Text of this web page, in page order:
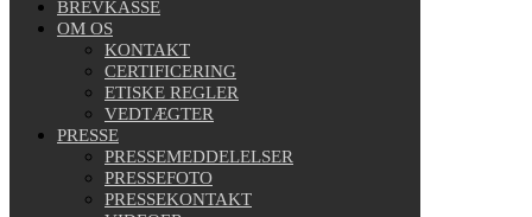
BREVKASSE
OM OS
KONTAKT
CERTIFICERING
ETISKE REGLER
VEDTÆGTER
PRESSE
PRESSEMEDDELELSER
PRESSEFOTO
PRESSEKONTAKT